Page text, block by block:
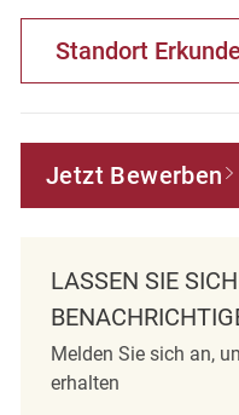
Standort
Jetzt Bewerben
LASSEN SIE
Melden Sie sich an,
erhalten